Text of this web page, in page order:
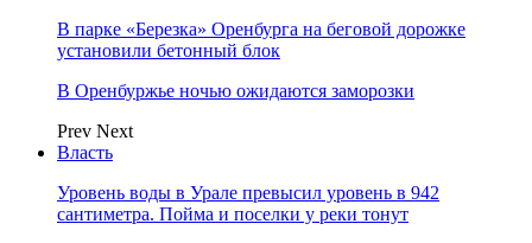
В парке «Березка» Оренбурга на беговой дорожке
установили бетонный блок
В Оренбуржье ночью ожидаются заморозки
Prev Next
Власть
Уровень воды в Урале превысил уровень в 942
сантиметра. Пойма и поселки у реки тонут